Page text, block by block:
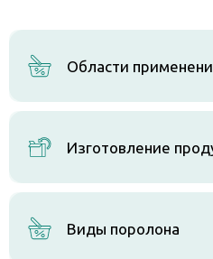
Области
Изготовление
Виды поролона